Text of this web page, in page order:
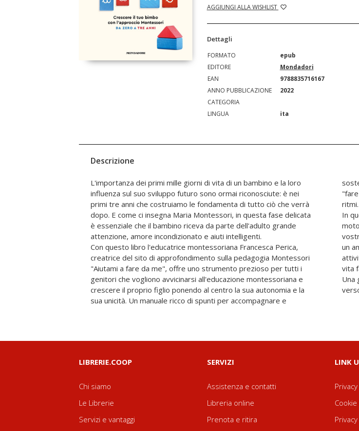
AGGIUNGI ALLA WISHLIST
Dettagli
FORMATO
epub
EDITORE
Mondadori
EAN
9788835716167
ANNO PUBBLICAZIONE
2022
CATEGORIA
LINGUA
ita
Descrizione
L'importanza dei primi mille giorni di vita di un bambino e la loro
influenza sul suo sviluppo futuro sono ormai riconosciute: è nei
primi tre anni che costruiamo le fondamenta di tutto ciò che verrà
dopo. E come ci insegna Maria Montessori, in questa fase delicata
è essenziale che il bambino riceva da parte dell'adulto grande
attenzione, amore incondizionato e aiuti intelligenti.
Con questo libro l'educatrice montessoriana Francesca Perica,
creatrice del sito di approfondimento sulla pedagogia Montessori
"Aiutami a fare da me", offre uno strumento prezioso per tutti i
genitori che vogliono avvicinarsi all'educazione montessoriana e
crescere il proprio figlio ponendo al centro la sua autonomia e la
sua unicità. Un manuale ricco di spunti per accompagnare e
ritmi.
In
un
vita
Una
LIBRERIE.COOP
Chi siamo
Le Librerie
Servizi e vantaggi
SERVIZI
Assistenza e contatti
Libreria online
Prenota e ritira
LINK
Cookie